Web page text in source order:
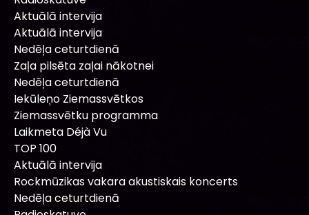
Aktuālā intervija
Aktuālā intervija
Nedēļa ceturtdienā
Zaļa pilsēta zaļai nākotnei
Nedēļa ceturtdienā
Iekūleņo Ziemassvētkos
Ziemassvētku programma
Laikmeta Déjà Vu
TOP 100
Aktuālā intervija
Rockmūzikas vakara akustiskais koncerts
Nedēļa ceturtdienā